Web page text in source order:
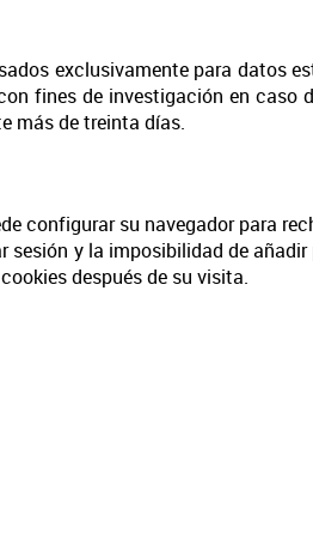
exclusivamente para datos
fines de investigación en caso
más de treinta días.
configurar su navegador para
y la imposibilidad de
después de su visita.